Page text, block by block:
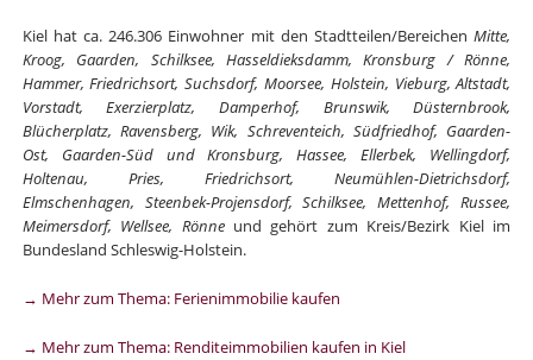
Kiel hat ca. 246.306 Einwohner mit den Stadtteilen/BereichenMitte,
Kroog, Gaarden, Schilksee, Hasseldieksdamm, Kronsburg / Rönne,
Hammer, Friedrichsort, Suchsdorf, Moorsee, Holstein, Vieburg, Altstadt,
Vorstadt, Exerzierplatz, Damperhof, Brunswik, Düsternbrook,
Blücherplatz, Ravensberg, Wik, Schreventeich, Südfriedhof, Gaarden-
Ost, Gaarden-Süd und Kronsburg, Hassee, Ellerbek, Wellingdorf,
Holtenau, Pries, Friedrichsort, Neumühlen-Dietrichsdorf,
Elmschenhagen, Steenbek-Projensdorf, Schilksee, Mettenhof, Russee,
Meimersdorf, Wellsee, Rönneund gehört zum Kreis/Bezirk Kiel im
Bundesland Schleswig-Holstein.
→ Mehr zum Thema: Ferienimmobilie kaufen
→ Mehr zum Thema: Renditeimmobilien kaufen in Kiel